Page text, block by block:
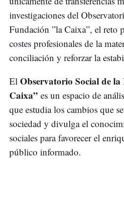
investigaciones del
Fundación ”la Caixa”, el reto
costes profesionales de la
conciliación y reforzar la
El Observatorio Social de
Caixa” es un espacio de
que estudia los cambios que
sociedad y divulga el
sociales para favorecer el
público informado.